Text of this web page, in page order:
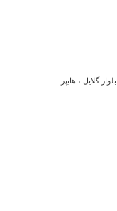
گلایل ، هایپر